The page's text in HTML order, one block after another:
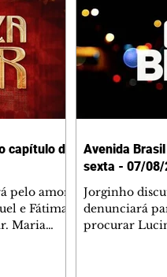
capítulo de
pelo amor
e Fátima
Maria
Avenida
sexta - 07/08/
Jorginho
denunciará
procurar